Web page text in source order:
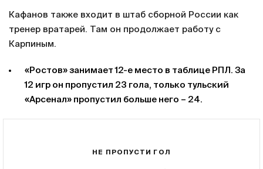
Кафанов также входит в штаб сборной России как
тренер вратарей. Там он продолжает работу с
Карпиным.
«Ростов» занимает 12-е место в таблице РПЛ. За
12 игр он пропустил 23 гола, только тульский
«Арсенал» пропустил больше него – 24.
НЕ ПРОПУСТИ ГОЛ